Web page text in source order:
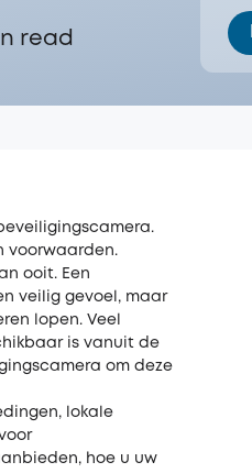
read
voorwaarden.
ooit. Een
veilig gevoel, maar
lopen. Veel
is vanuit de
om deze
lokale
hoe u uw